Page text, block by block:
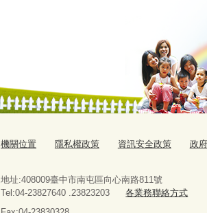
機關位置 隱私權政策 資訊安全政策 政
地址:408009臺中市南屯區向心南路811號
Tel:04-23827640 .23823203
各業務聯絡方式